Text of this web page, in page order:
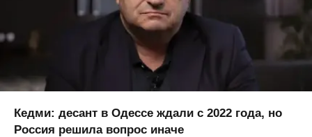
Кедми: десант в Одессе ждали с 2022 года, но
Россия решила вопрос иначе